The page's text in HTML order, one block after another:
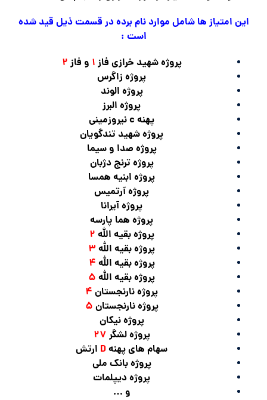
این امتیاز ها شامل موارد نام برده در قسمت ذیل قید شده
است :
پروژه شهید خرازی فاز ۱ و فاز ۲
پروژه زاگرس
پروژه الوند
پروژه البرز
پهنه c نیروزمینی
پروژه شهید تندگویان
پروژه صدا و سیما
پروژه ترنج دژبان
پروژه ابنیه همسا
پروژه آرتمیس
پروژه آیرانا
پروژه هما پارسه
پروژه بقیه الله ۲
پروژه بقیه الله۳
پروژه بقیه الله ۴
پروژه بقیه الله ۵
پروژه نارنجستان ۴
پروژه نارنجستان ۵
پروژه نیکان
پروژه لشگر ۲۷
سهام های پهنهD ارتش
پروژه بانک ملی
پروژه دیپلمات
و …